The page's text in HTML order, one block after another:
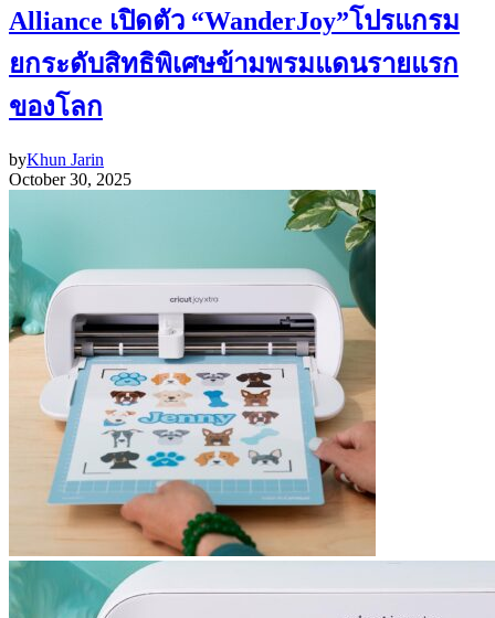
Alliance เปิดตัว “WanderJoy”โปรแกรม
ยกระดับสิทธิพิเศษข้ามพรมแดนรายแรก
ของโลก
byKhun Jarin
October 30, 2025